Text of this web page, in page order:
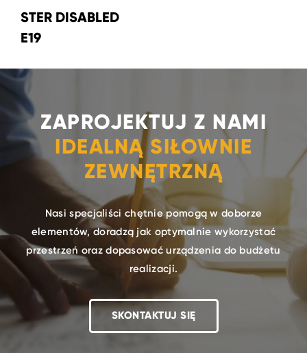
STER DISABLED
E19
ZAPROJEKTUJ Z NAMI
IDEALNĄ SIŁOWNIE
ZEWNĘTRZNĄ
Nasi specjaliści chętnie pomogą w doborze
elementów, doradzą jak optymalnie wykorzystać
przestrzeń oraz dopasować urządzenia do budżetu
realizacji.
SKONTAKTUJ SIĘ